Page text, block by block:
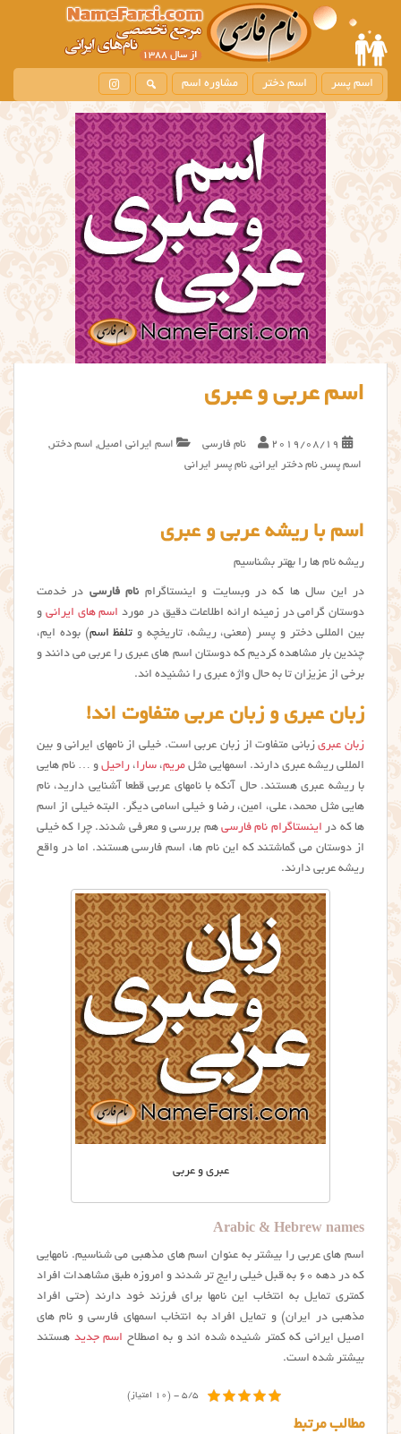
m
i
c
n
t
اسم پسر اسم دختر مشاوره اسم
اسم عربی و عبری
2019/08/19 نام فارسی اسم ایرانی اصیل, اسم دختر ,
اسم پسر , نام دختر ایرانی, نام پسر ایرانی
اسم با ریشه عربی و عبری
ریشه نام ها را بهتر بشناسیم
در این سال ها که در وبسایت و اینستاگرام نام فارسی در خدمت
دوستان گرامی در زمینه ارائه اطلاعات دقیق در مورد اسم های ایرانی و
بین المللی دختر و پسر (معنی، ریشه، تاریخچه و تلفظ اسم) بوده ایم،
چندین بار مشاهده کردیم که دوستان اسم های عبری را عربی می دانند و
برخی از عزیزان تا به حال واژه عبری را نشنیده اند.
زبان عبری و زبان عربی متفاوت اند!
زبان عبریزبانی متفاوت از زبان عربی است. خیلی از نامهای ایرانی و بین
المللی ریشه عبری دارند. اسمهایی مثل مریم، سارا، راحیل و … نام هایی
با ریشه عبری هستند. حال آنکه با نامهای عربی قطعا آشنایی دارید، نام
هایی مثل محمد، علی، امین، رضا و خیلی اسامی دیگر. البته خیلی از اسم
ها که در اینستاگرام نام فارسیهم بررسی و معرفی شدند. چرا که خیلی
از دوستان می گماشتند که این نام ها، اسم فارسی هستند. اما در واقع
ریشه عربی دارند.
عبری و عربی
Arabic & Hebrew names
اسم های عربی را بیشتر به عنوان اسم های مذهبی می شناسیم. نامهایی
که در دهه ۶۰ به قبل خیلی رایج تر شدند و امروزه طبق مشاهدات افراد
کمتری تمایل به انتخاب این نامها برای فرزند خود دارند (حتی افراد
مذهبی در ایران) و تمایل افراد به انتخاب اسمهای فارسی و نام های
اصیل ایرانی که کمتر شنیده شده اند و به اصطلاح اسم جدید هستند
بیشتر شده است.
5/5 - (10 امتیاز)
مطالب مرتبط